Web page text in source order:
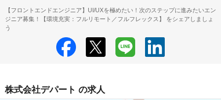
【フロントエンドエンジニア】UI/UXを極めたい！次のステップに進みたいエン
ジニア募集！【環境充実：フルリモート／フルフレックス】 をシェアしましょ
う
株式会社デパート の求人